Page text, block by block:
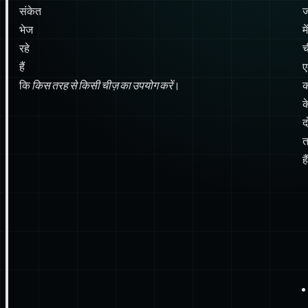
संकेत
भेज
रहे
हैं
किकिस तरह से किसी चीज़ का उपयोग करें।
में